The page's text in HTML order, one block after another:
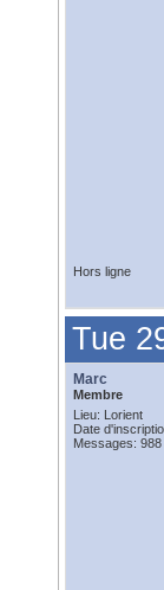
Hors ligne
Tue
Marc
Membre
Lieu: Lorient
Date
Messages: 988